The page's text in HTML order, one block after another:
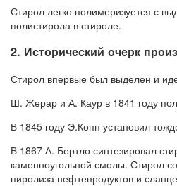
Стирол легко полимеризуется с
полистирола в стироле.
2. Исторический очерк
Стирол впервые был выделен и
Ш. Жерар и А. Каур в 1841 году
В 1845 году Э.Копп установил
В 1867 А. Бертло синтезировал
каменноугольной смолы. Стирол
пиролиза нефтепродуктов и